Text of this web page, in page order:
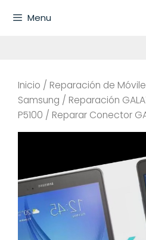
Menu
Inicio / Reparación de
Samsung / Reparación
P5100 / Reparar Conector